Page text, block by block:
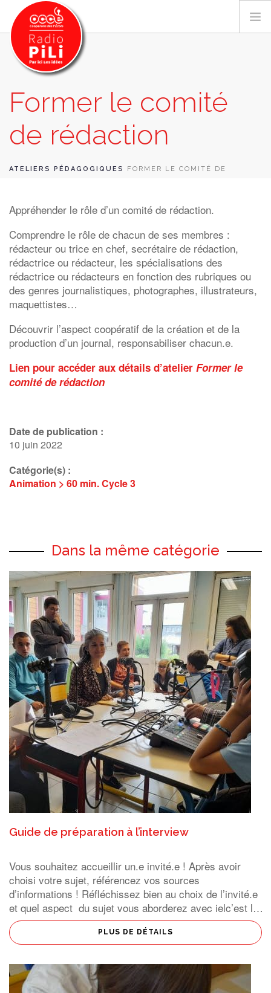
PRÉSENTATION
GRILLE DES PROGRAMMES
EMISSIONS / PODCASTS
RESSOURCES
RECHERCHER
Former le comité
de rédaction
ATELIERS PÉDAGOGIQUES
FORMER LE COMITÉ DE
Appréhender le rôle d’un comité de rédaction.
Comprendre le rôle de chacun de ses membres :
rédacteur ou trice en chef, secrétaire de rédaction,
rédactrice ou rédacteur, les spécialisations des
rédactrice ou rédacteurs en fonction des rubriques ou
des genres journalistiques, photographes, illustrateurs,
maquettistes…
Découvrir l’aspect coopératif de la création et de la
production d’un journal, responsabiliser chacun.e.
Lien pour accéder aux détails d’atelier Former le
comité de rédaction
Date de publication :
10 juin 2022
Catégorie(s) :
Animation > 60 min.Cycle 3
Dans la même catégorie
Guide de préparation à l’interview
Vous souhaitez accueillir un.e invité.e ! Après avoir
choisi votre sujet, référencez vos sources
d’informations ! Réfléchissez bien au choix de l’invité.e
et quel aspect du sujet vous aborderez avec ielc’est la
notion d’angle ! Une interview commence par la
présentation […]
PLUS DE DÉTAILS